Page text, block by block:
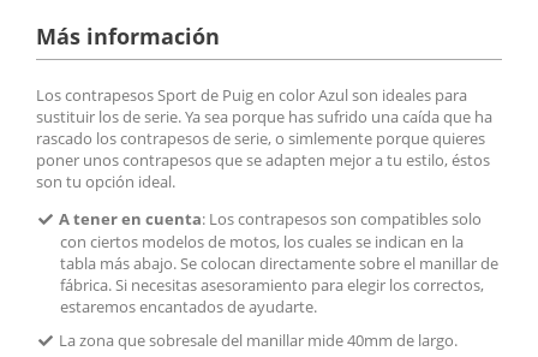
Más información
Los contrapesos Sport de Puig en color Azul son ideales para
sustituir los de serie. Ya sea porque has sufrido una caída que ha
rascado los contrapesos de serie, o simlemente porque quieres
poner unos contrapesos que se adapten mejor a tu estilo, éstos
son tu opción ideal.
A tener en cuenta: Los contrapesos son compatibles solo
con ciertos modelos de motos, los cuales se indican en la
tabla más abajo. Se colocan directamente sobre el manillar de
fábrica. Si necesitas asesoramiento para elegir los correctos,
estaremos encantados de ayudarte.
La zona que sobresale del manillar mide 40mm de largo.